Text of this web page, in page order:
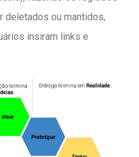
deletados ou mantidos,
insiram links e